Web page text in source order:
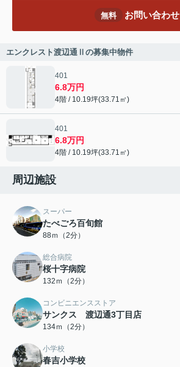
無料 お問い合わせ
エンクレスト渡辺通Ⅱの募集中物件
401
6.8万円
4階 / 10.19坪(33.71㎡)
401
6.8万円
4階 / 10.19坪(33.71㎡)
周辺施設
スーパー
たべごろ百旬館
88ｍ（2分）
総合病院
桜十字病院
132ｍ（2分）
コンビニエンスストア
サンクス 渡辺通3丁目店
134ｍ（2分）
小学校
春吉小学校